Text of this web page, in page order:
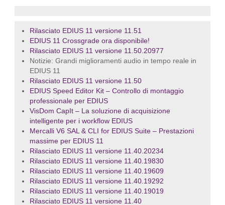
Rilasciato EDIUS 11 versione 11.51
EDIUS 11 Crossgrade ora disponibile!
Rilasciato EDIUS 11 versione 11.50.20977
Notizie: Grandi miglioramenti audio in tempo reale in
EDIUS 11
Rilasciato EDIUS 11 versione 11.50
EDIUS Speed Editor Kit – Controllo di montaggio
professionale per EDIUS
VisDom CapIt – La soluzione di acquisizione
intelligente per i workflow EDIUS
Mercalli V6 SAL & CLI for EDIUS Suite – Prestazioni
massime per EDIUS 11
Rilasciato EDIUS 11 versione 11.40.20234
Rilasciato EDIUS 11 versione 11.40.19830
Rilasciato EDIUS 11 versione 11.40.19609
Rilasciato EDIUS 11 versione 11.40.19292
Rilasciato EDIUS 11 versione 11.40.19019
Rilasciato EDIUS 11 versione 11.40